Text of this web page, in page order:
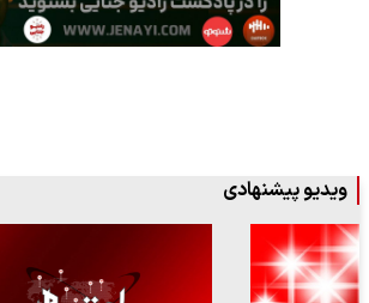
ویدیو پیشنهادی